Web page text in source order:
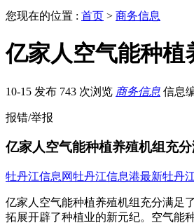
您现在的位置 : 首页 > 商务信息
亿家人空气能种植
10-15 发布 743 次浏览 商务信息 信息
报错/举报
亿家人空气能种植养殖机组充
牡丹江信息网牡丹江信息港最新牡丹
亿家人空气能种植养殖机组充分满足
拓展开辟了种植业的新元纪。空气能